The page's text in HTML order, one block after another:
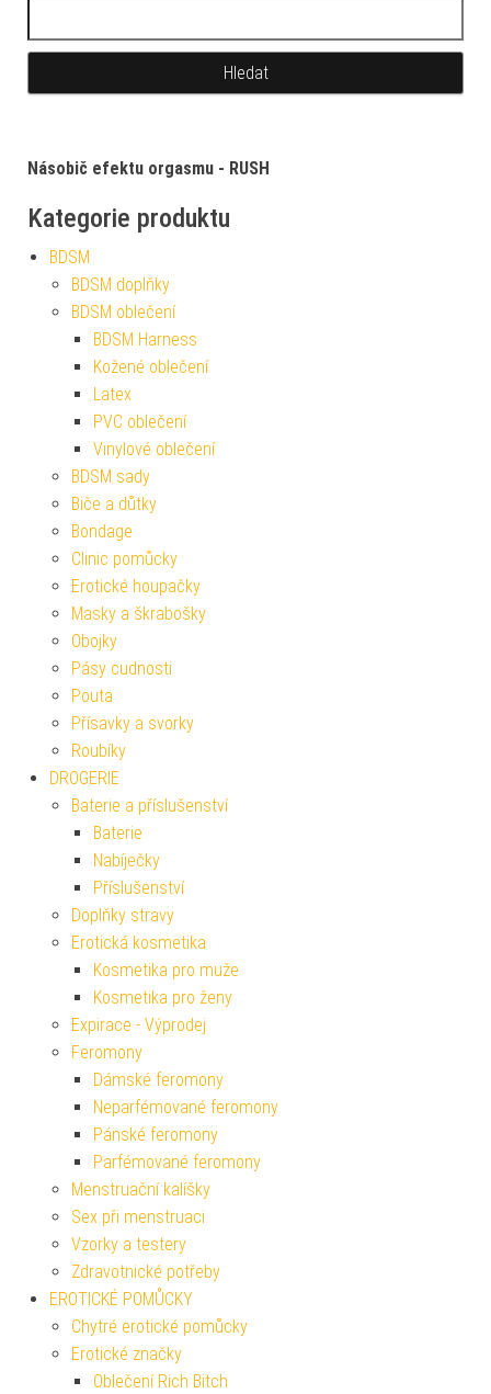
Násobič efektu orgasmu - RUSH
Kategorie produktu
BDSM
BDSM doplňky
BDSM oblečení
BDSM Harness
Kožené oblečení
Latex
PVC oblečení
Vinylové oblečení
BDSM sady
Biče a důtky
Bondage
Clinic pomůcky
Erotické houpačky
Masky a škrabošky
Obojky
Pásy cudnosti
Pouta
Přísavky a svorky
Roubíky
DROGERIE
Baterie a příslušenství
Baterie
Nabíječky
Příslušenství
Doplňky stravy
Erotická kosmetika
Kosmetika pro muže
Kosmetika pro ženy
Expirace - Výprodej
Feromony
Dámské feromony
Neparfémované feromony
Pánské feromony
Parfémované feromony
Menstruační kalíšky
Sex při menstruaci
Vzorky a testery
Zdravotnické potřeby
EROTICKÉ POMŮCKY
Chytré erotické pomůcky
Erotické značky
Oblečení Rich Bitch